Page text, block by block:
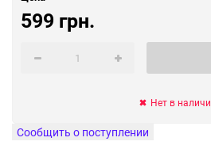
599 грн.
Нет в
Сообщить о поступлении